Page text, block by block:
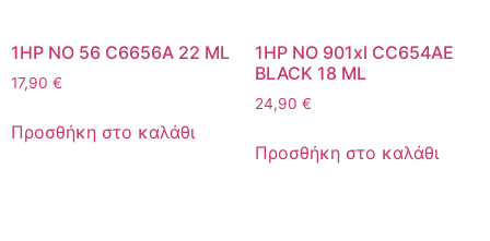
1HP NO 56 C6656A 22 ML
17,90 €
Προσθήκη στο καλάθι
1HP NO 901xl CC654AE
BLACK 18 ML
24,90 €
Προσθήκη στο καλάθι